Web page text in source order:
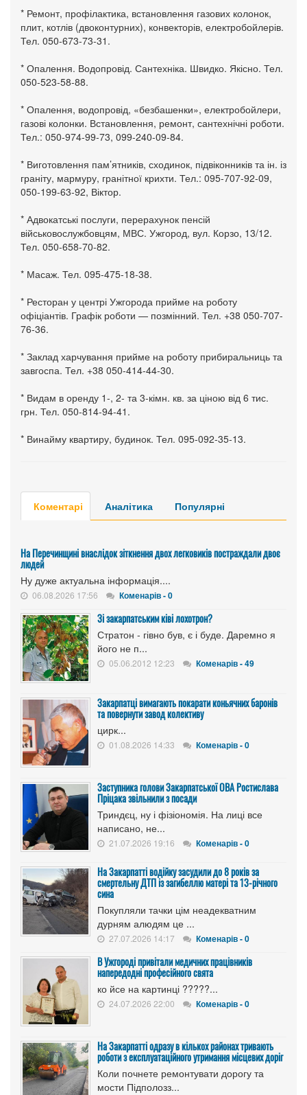
* Ремонт, профілактика, встановлення газових колонок,
плит, котлів (двоконтурних), конвекторів, електробойлерів.
Тел. 050-673-73-31.
* Опалення. Водопровід. Сантехніка. Швидко. Якісно. Тел.
050-523-58-88.
* Опалення, водопровід, «безбашенки», електробойлери,
газові колонки. Встановлення, ремонт, сантехнічні роботи.
Тел.: 050-974-99-73, 099-240-09-84.
* Виготовлення пам’ятників, сходинок, підвіконників та ін. із
граніту, мармуру, гранітної крихти. Тел.: 095-707-92-09,
050-199-63-92, Віктор.
* Адвокатські послуги, перерахунок пенсій
військовослужбовцям, МВС. Ужгород, вул. Корзо, 13/12.
Тел. 050-658-70-82.
* Масаж. Тел. 095-475-18-38.
* Ресторан у центрі Ужгорода прийме на роботу
офіціантів. Графік роботи — позмінний. Тел. +38 050-707-
76-36.
* Заклад харчування прийме на роботу прибиральниць та
завгоспа. Тел. +38 050-414-44-30.
* Видам в оренду 1-, 2- та 3-кімн. кв. за ціною від 6 тис.
грн. Тел. 050-814-94-41.
* Винайму квартиру, будинок. Тел. 095-092-35-13.
Коментарі Аналітика Популярні
На Перечинщині внаслідок зіткнення двох легковиків постраждали двоє
людей
Ну дуже актуальна інформація....
06.08.2026 17:56 Коменарів - 0
Зі закарпатським ківі лохотрон?
Стратон - гівно був, є і буде. Даремно я
його не п...
05.06.2012 12:23 Коменарів - 49
Закарпатці вимагають покарати коньячних баронів
та повернути завод колективу
цирк...
01.08.2026 14:33 Коменарів - 0
Заступника голови Закарпатської ОВА Ростислава
Пріцака звільнили з посади
Триндєц, ну і фізіономія. На лиці все
написано, не...
21.07.2026 19:16 Коменарів - 0
На Закарпатті водійку засудили до 8 років за
смертельну ДТП із загибеллю матері та 13-річного
сина
Покупляли тачки цім неадекватним
дурням алюдям це ...
27.07.2026 14:17 Коменарів - 0
В Ужгороді привітали медичних працівників
напередодні професійного свята
ко йсе на картинці ?????...
24.07.2026 22:00 Коменарів - 0
На Закарпатті одразу в кількох районах тривають
роботи з експлуатаційного утримання місцевих доріг
Коли почнете ремонтувати дорогу та
мости Підполозз...